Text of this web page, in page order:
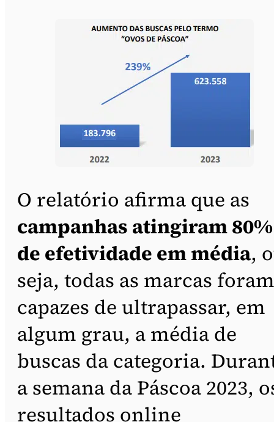
O relatório afirma que as
campanhas atingiram 80%
de efetividade em média,
seja, todas as marcas foram
capazes de ultrapassar, em
algum grau, a média de
buscas da categoria.
a semana da Páscoa 2023,
resultados online